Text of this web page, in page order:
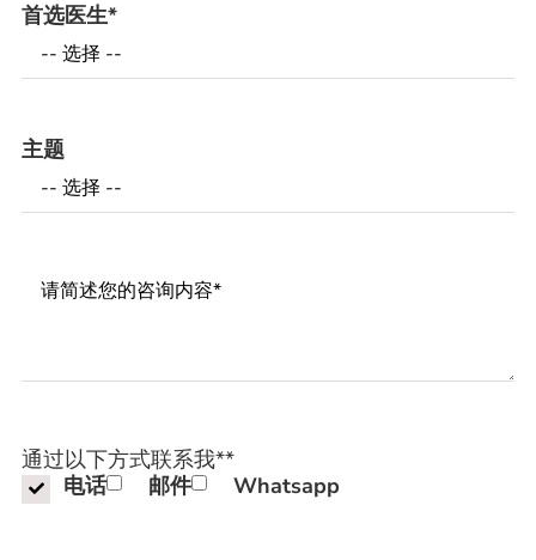
首选医生*
主题
Messages
通过以下方式联系我**
电话
邮件 Whatsapp